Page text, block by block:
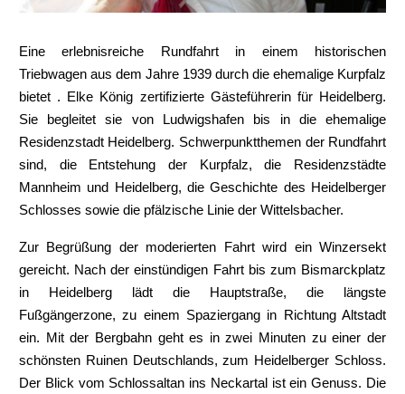
Eine erlebnisreiche Rundfahrt in einem historischen
Triebwagen aus dem Jahre 1939 durch die ehemalige Kurpfalz
bietet . Elke König zertifizierte Gästeführerin für Heidelberg.
Sie begleitet sie von Ludwigshafen bis in die ehemalige
Residenzstadt Heidelberg. Schwerpunktthemen der Rundfahrt
sind, die Entstehung der Kurpfalz, die Residenzstädte
Mannheim und Heidelberg, die Geschichte des Heidelberger
Schlosses sowie die pfälzische Linie der Wittelsbacher.
Zur Begrüßung der moderierten Fahrt wird ein Winzersekt
gereicht. Nach der einstündigen Fahrt bis zum Bismarckplatz
in Heidelberg lädt die Hauptstraße, die längste
Fußgängerzone, zu einem Spaziergang in Richtung Altstadt
ein. Mit der Bergbahn geht es in zwei Minuten zu einer der
schönsten Ruinen Deutschlands, zum Heidelberger Schloss.
Der Blick vom Schlossaltan ins Neckartal ist ein Genuss. Die